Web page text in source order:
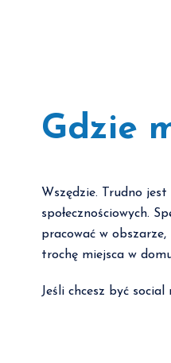
Gdzie
Wszędzie. Trudno
społecznościowych.
pracować w
trochę miejsca w
Jeśli chcesz być